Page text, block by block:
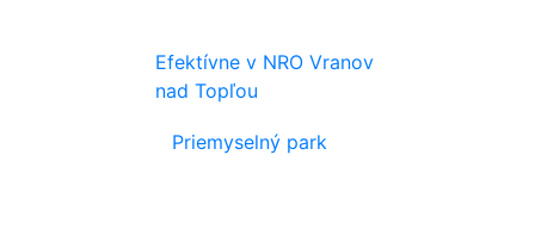
Efektívne v NRO Vranov
nad Topľou
Priemyselný park